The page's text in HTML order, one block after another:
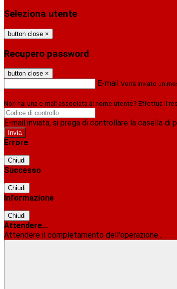
Seleziona utente
button close ×
Recupero password
button close ×
E-mail Verrà inviato un
Non hai una e-mail associata al nome utente? Effettua il
E-mail inviata, si prega di controllare la casella di
Errore
Chiudi
Successo
Chiudi
Informazione
Chiudi
Attendere...
Attendere il completamento dell'operazione...